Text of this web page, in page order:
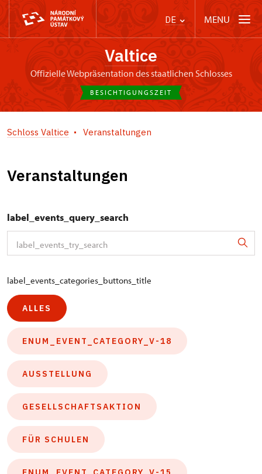
DE MENU
Valtice
offizielle Webpräsentation des staatlichen Schlosses
BESICHTIGUNGSZEIT
Schloss Valtice Veranstaltungen
Veranstaltungen
label_events_query_search
label_events_categories_buttons_title
ALLES
ENUM_EVENT_CATEGORY_V-18
AUSSTELLUNG
GESELLSCHAFTSAKTION
FÜR SCHULEN